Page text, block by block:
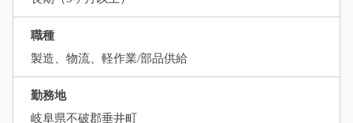
職種
製造、物流、軽作業/部品供給
勤務地
岐阜県不破郡垂井町